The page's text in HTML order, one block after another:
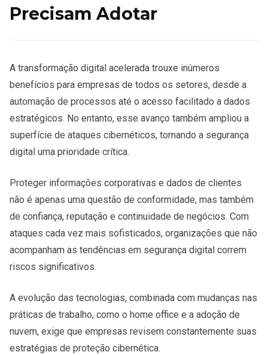
Precisam Adotar
A transformação digital acelerada trouxe inúmeros
benefícios para empresas de todos os setores, desde a
automação de processos até o acesso facilitado a dados
estratégicos. No entanto, esse avanço também ampliou a
superfície de ataques cibernéticos, tornando a segurança
digital uma prioridade crítica.
Proteger informações corporativas e dados de clientes
não é apenas uma questão de conformidade, mas também
de confiança, reputação e continuidade de negócios. Com
ataques cada vez mais sofisticados, organizações que não
acompanham as tendências em segurança digital correm
riscos significativos.
A evolução das tecnologias, combinada com mudanças nas
práticas de trabalho, como o home office e a adoção de
nuvem, exige que empresas revisem constantemente suas
estratégias de proteção cibernética.